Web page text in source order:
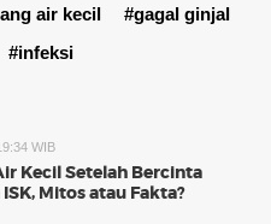
air kecil
#gagal ginjal
#infeksi
WIB
Kecil Setelah Bercinta
Mitos atau Fakta?